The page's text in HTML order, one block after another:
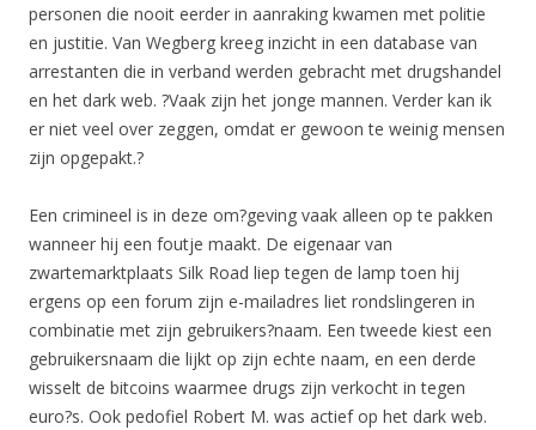
personen die nooit eerder in aanraking kwamen met politie
en justitie. Van Wegberg kreeg inzicht in een database van
arrestanten die in verband werden gebracht met drugshandel
en het dark web. ?Vaak zijn het jonge mannen. Verder kan ik
er niet veel over zeggen, omdat er gewoon te weinig mensen
zijn opgepakt.?
Een crimineel is in deze om?geving vaak alleen op te pakken
wanneer hij een foutje maakt. De eigenaar van
zwartemarktplaats Silk Road liep tegen de lamp toen hij
ergens op een forum zijn e-mailadres liet rondslingeren in
combinatie met zijn gebruikers?naam. Een tweede kiest een
gebruikersnaam die lijkt op zijn echte naam, en een derde
wisselt de bitcoins waarmee drugs zijn verkocht in tegen
euro?s. Ook pedofiel Robert M. was actief op het dark web.